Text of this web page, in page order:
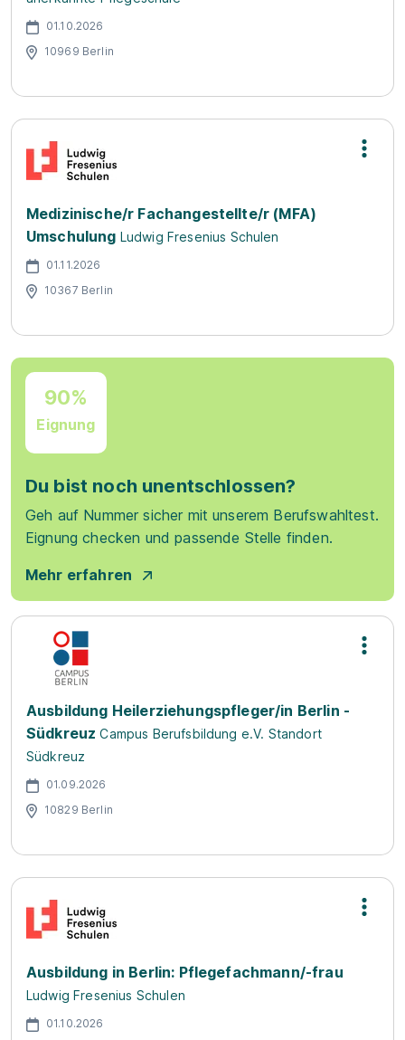
01.10.2026
10969 Berlin
Medizinische/r Fachangestellte/r (MFA)
Umschulung Ludwig Fresenius Schulen
01.11.2026
10367 Berlin
90%
Eignung
Du bist noch unentschlossen?
Geh auf Nummer sicher mit unserem Berufswahltest.
Eignung checken und passende Stelle finden.
Mehr erfahren
Ausbildung Heilerziehungspfleger/in Berlin -
Südkreuz Campus Berufsbildung e.V. Standort
Südkreuz
01.09.2026
10829 Berlin
Ausbildung in Berlin: Pflegefachmann/-frau
Ludwig Fresenius Schulen
01.10.2026